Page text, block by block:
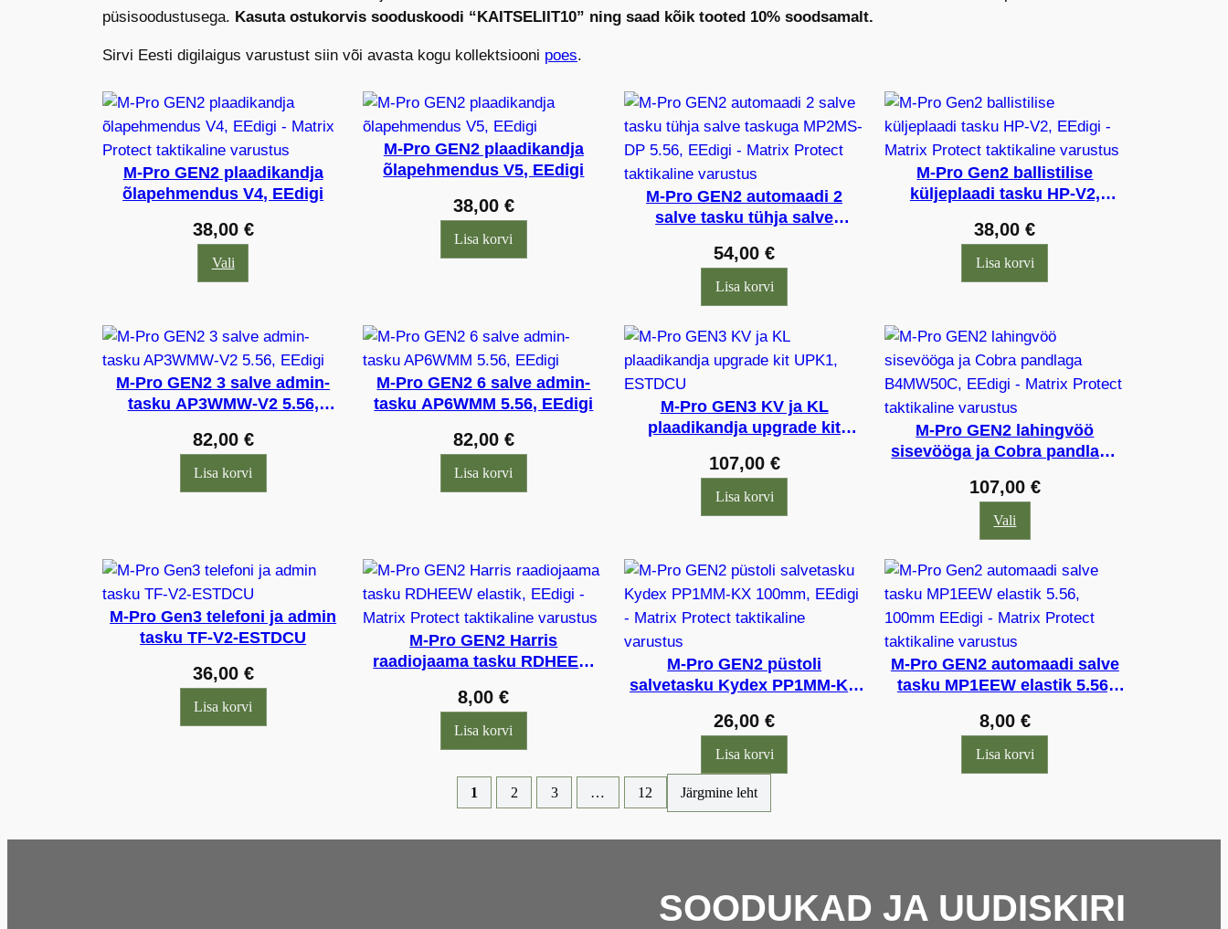
püsisoodustusega. Kasuta ostukorvis sooduskoodi “KAITSELIIT10” ning saad kõik tooted 10% soodsamalt.
Sirvi Eesti digilaigus varustust siin või avasta kogu kollektsiooni poes.
M-Pro GEN2 plaadikandja
õlapehmendus V4, EEdigi
38,00 €
Vali
M-Pro GEN2 plaadikandja
õlapehmendus V5, EEdigi
38,00 €
Lisa korvi
M-Pro GEN2 automaadi 2
salve tasku tühja salve
EEdigi
54,00€
Lisa korvi
M-Pro Gen2 ballistilise
küljeplaadi tasku HP-V2,
38,00€
Lisa korvi
M-Pro GEN2 3 salve admin-
tasku AP3WMW-V2 5.56,
82,00 €
Lisa korvi
M-Pro GEN2 6 salve admin-
tasku AP6WMM 5.56, EEdigi
82,00 €
Lisa korvi
M-Pro GEN3 KV ja KL
plaadikandja upgrade kit
107,00 €
Lisa korvi
M-Pro GEN2 lahingvöö
sisevööga ja Cobra pandlaga
107,00 €
Vali
M-Pro Gen3 telefoni ja admin
tasku TF-V2-ESTDCU
36,00 €
Lisa korvi
M-Pro GEN2 Harris
raadiojaama tasku RDHEEW
8,00€
Lisa korvi
M-Pro GEN2 püstoli
salvetasku Kydex PP1MM-KX
26,00€
Lisa korvi
M-Pro GEN2 automaadi salve
tasku MP1EEW elastik 5.56,
8,00 €
Lisa korvi
1 2 3 … 12 Järgmine leht
SOODUKAD JA UUDISKIRI